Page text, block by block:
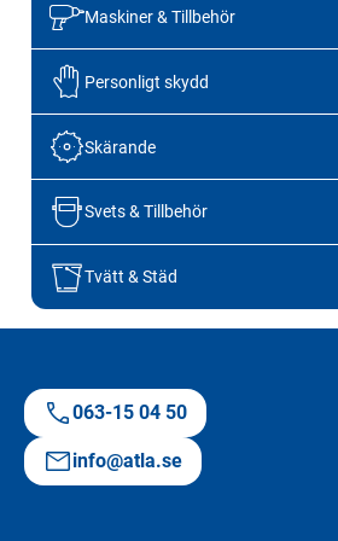
Maskiner & Tillbehör
Personligt skydd
Skärande
Svets & Tillbehör
Tvätt & Städ
063-15 04 50
info@atla.se